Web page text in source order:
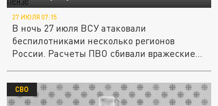
27 ИЮЛЯ 07:15
В ночь 27 июля ВСУ атаковали
беспилотниками несколько регионов
России. Расчеты ПВО сбивали вражеские
СВО